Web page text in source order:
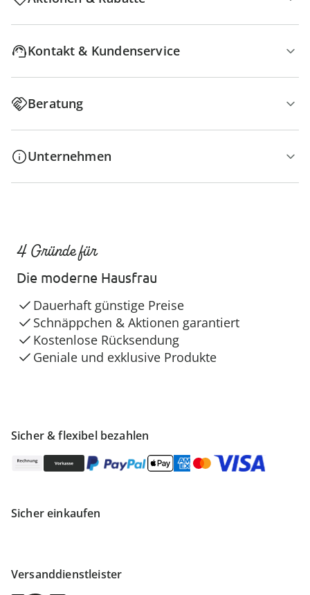
Kontakt & Kundenservice
Beratung
Unternehmen
Sicher & flexibel bezahlen
Sicher einkaufen
Versanddienstleister
4 Gründe für
Die moderne Hausfrau
Dauerhaft günstige Preise
Schnäppchen & Aktionen garantiert
Kostenlose Rücksendung
Geniale und exklusive Produkte